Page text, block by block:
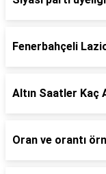
Fenerbahçeli
Altın Saatler Kaç
Oran ve orantı